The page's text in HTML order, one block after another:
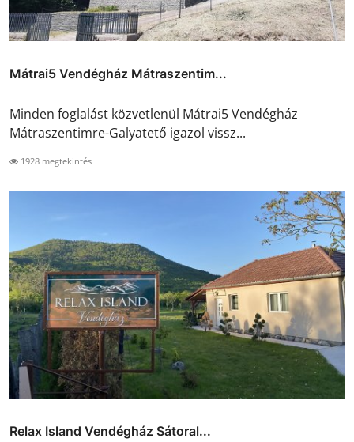
Mátrai5 Vendégház Mátraszentim...
Minden foglalást közvetlenül Mátrai5 Vendégház
Mátraszentimre-Galyatető igazol vissz...
1928 megtekintés
Relax Island Vendégház Sátoral...